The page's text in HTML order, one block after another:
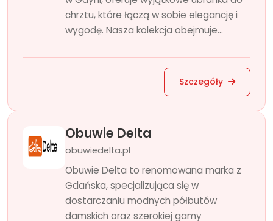
chrztu, które łączą w sobie elegancję i
wygodę. Nasza kolekcja obejmuje...
Szczegóły
Obuwie Delta
obuwiedelta.pl
Obuwie Delta to renomowana marka z
Gdańska, specjalizująca się w
dostarczaniu modnych półbutów
damskich oraz szerokiej gamy